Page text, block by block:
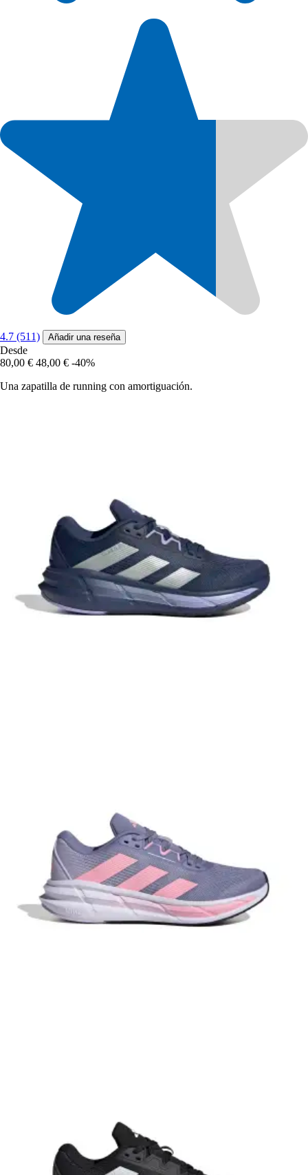
4.7 (511) Añadir una reseña
Desde
80,00 € 48,00 € -40%
Una zapatilla de running con amortiguación.